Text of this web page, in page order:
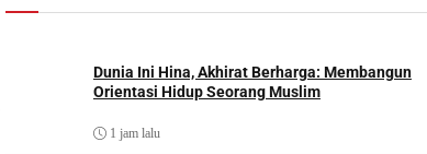
Dunia Ini Hina, Akhirat Berharga: Membangun
Orientasi Hidup Seorang Muslim
1 jam lalu